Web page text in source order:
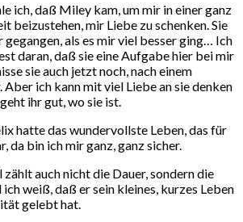
ich, daß Miley kam, um mir in einer ganz
beizustehen, mir Liebe zu schenken. Sie
gegangen, als es mir viel besser ging… Ich
daran, daß sie eine Aufgabe hier bei mir
sie auch jetzt noch, nach einem
ich kann mit viel Liebe an sie denken
ihr gut, wo sie ist.
hatte das wundervollste Leben, das für
da bin ich mir ganz, ganz sicher.
zählt auch nicht die Dauer, sondern die
weiß, daß er sein kleines, kurzes Leben
gelebt hat.